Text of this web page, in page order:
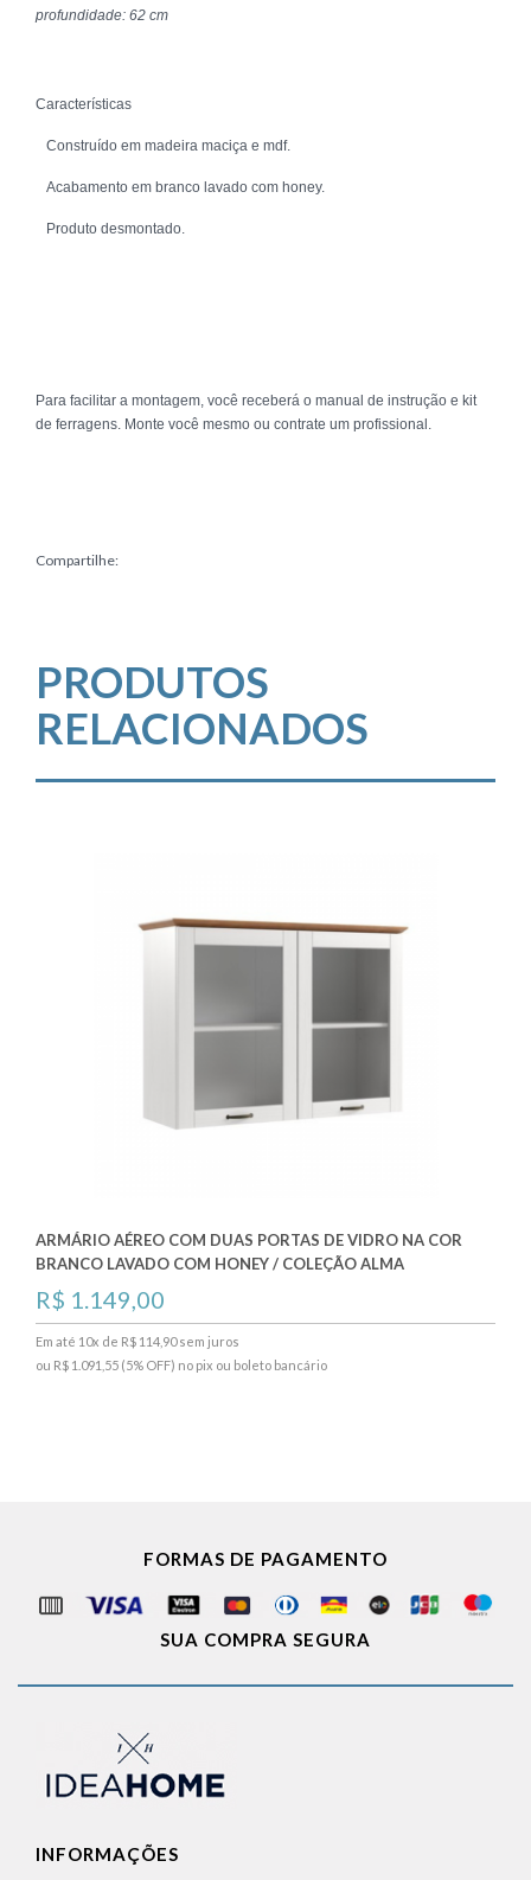
profundidade: 62 cm
Características
Construído em madeira maciça e mdf.
Acabamento em branco lavado com honey.
Produto desmontado.
Para facilitar a montagem, você receberá o manual de instrução e kit
de ferragens. Monte você mesmo ou contrate um profissional.
Compartilhe:
PRODUTOS
RELACIONADOS
ARMÁRIO AÉREO COM DUAS PORTAS DE VIDRO NA COR
BRANCO LAVADO COM HONEY / COLEÇÃO ALMA
R$ 1.149,00
Em até 10x de R$ 114,90 sem juros
ou R$ 1.091,55 (5% OFF) no pix ou boleto bancário
FORMAS DE PAGAMENTO
SUA COMPRA SEGURA
INFORMAÇÕES